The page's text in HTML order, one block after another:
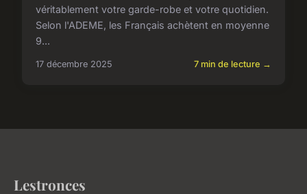
véritablement votre garde-robe et votre quotidien.
Selon l'ADEME, les Français achètent en moyenne
9...
17 décembre 2025 7 min de lecture →
Lestronces